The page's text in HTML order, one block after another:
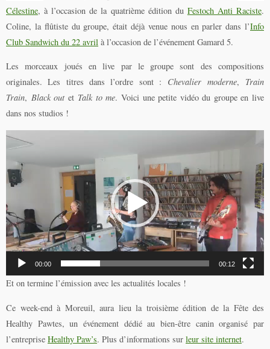
Célestine, à l’occasion de la quatrième édition du Festoch Anti Raciste.
Coline, la flûtiste du groupe, était déjà venue nous en parler dans l’Info
Club Sandwich du 22 avril à l’occasion de l’événement Gamard 5.
Les morceaux joués en live par le groupe sont des compositions
originales. Les titres dans l’ordre sont : Chevalier moderne, Train
Train, Black out et Talk to me. Voici une petite vidéo du groupe en live
dans nos studios !
Lecteur
vidéo
00:00 00:12
Et on termine l’émission avec les actualités locales !
Ce week-end à Moreuil, aura lieu la troisième édition de la Fête des
Healthy Pawtes, un événement dédié au bien-être canin organisé par
l’entreprise Healthy Paw’s. Plus d’informations sur leur site internet.